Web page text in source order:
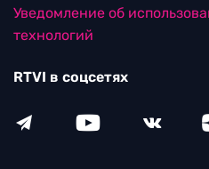
Уведомление об
технологий
RTVI в соцсетях